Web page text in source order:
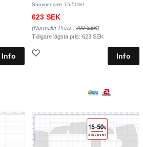
Summer sale 15-50%!
623 SEK
(Normaler Preis : 799 SEK)
Tidigare lägsta pris: 623 SEK